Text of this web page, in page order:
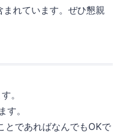
れています。ぜひ懇親
。
。
とであればなんでもOKで